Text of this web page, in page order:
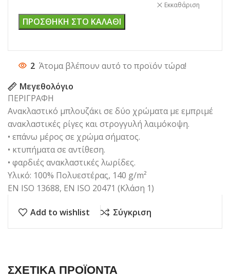
Εκκαθάριση
ΠΡΟΣΘΉΚΗ ΣΤΟ ΚΑΛΆΘΙ
2 Άτομα βλέπουν αυτό το προϊόν τώρα!
Μεγεθολόγιο
ΠΕΡΙΓΡΑΦΗ
Ανακλαστικό μπλουζάκι σε δύο χρώματα με εμπριμέ
ανακλαστικές ρίγες και στρογγυλή λαιμόκοψη.
• επάνω μέρος σε χρώμα σήματος.
• κτυπήματα σε αντίθεση.
• φαρδιές ανακλαστικές λωρίδες.
Υλικό: 100% Πολυεστέρας, 140 g/m²
EN ISO 13688, EN ISO 20471 (Κλάση 1)
Add to wishlist Σύγκριση
ΣΧΕΤΙΚΑ ΠΡΟΪΟΝΤΑ